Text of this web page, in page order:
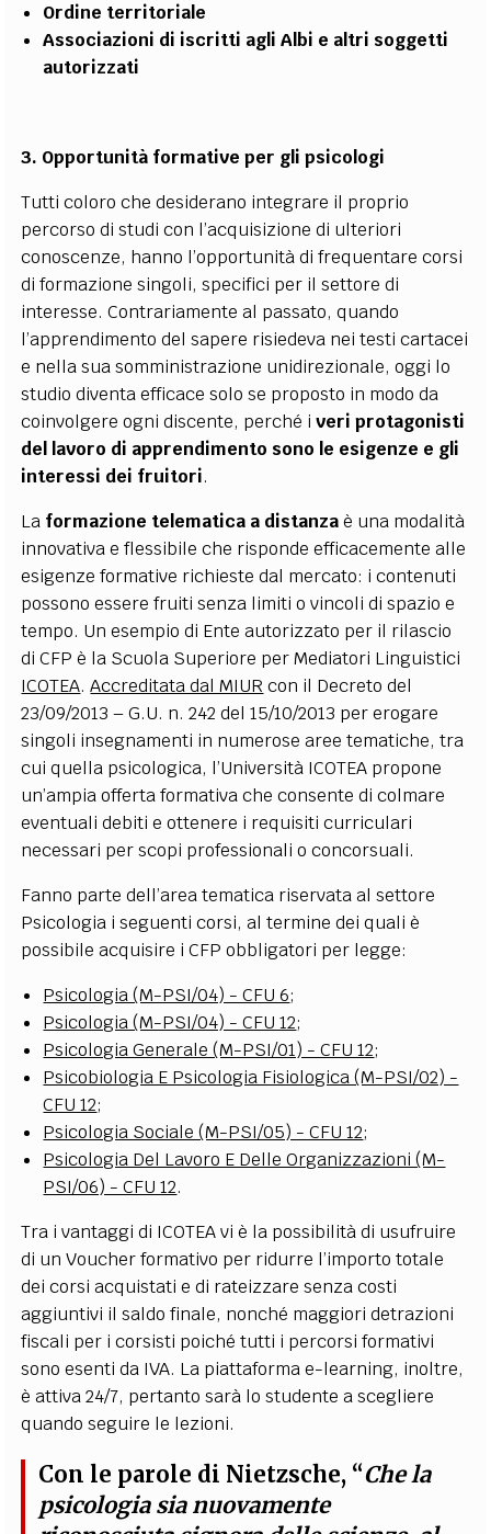
Ordine territoriale
Associazioni di iscritti agli Albi e altri soggetti
autorizzati
3. Opportunità formative per gli psicologi
Tutti coloro che desiderano integrare il proprio
percorso di studi con l’acquisizione di ulteriori
conoscenze, hanno l’opportunità di frequentare corsi
di formazione singoli, specifici per il settore di
interesse. Contrariamente al passato, quando
l’apprendimento del sapere risiedeva nei testi cartacei
e nella sua somministrazione unidirezionale, oggi lo
studio diventa efficace solo se proposto in modo da
coinvolgere ogni discente, perché i veri protagonisti
del lavoro di apprendimento sono le esigenze e gli
interessi dei fruitori.
La formazione telematica a distanzaè una modalità
innovativa e flessibile che risponde efficacemente alle
esigenze formative richieste dal mercato: i contenuti
possono essere fruiti senza limiti o vincoli di spazio e
tempo. Un esempio di Ente autorizzato per il rilascio
di CFP è la Scuola Superiore per Mediatori Linguistici
ICOTEA.Accreditata dal MIUR con il Decreto del
23/09/2013 – G.U. n. 242 del 15/10/2013 per erogare
singoli insegnamenti in numerose aree tematiche, tra
cui quella psicologica, l’Università ICOTEA propone
un’ampia offerta formativa che consente di colmare
eventuali debiti e ottenere i requisiti curriculari
necessari per scopi professionali o concorsuali.
Fanno parte dell’area tematica riservata al settore
Psicologia i seguenti corsi, al termine dei quali è
possibile acquisire i CFP obbligatori per legge:
Psicologia (M-PSI/04) - CFU 6;
Psicologia (M-PSI/04) - CFU 12;
Psicologia Generale (M-PSI/01) - CFU 12;
Psicobiologia E Psicologia Fisiologica (M-PSI/02) -
CFU 12;
Psicologia Sociale (M-PSI/05) - CFU 12;
Psicologia Del Lavoro E Delle Organizzazioni (M-
PSI/06) - CFU 12.
Tra i vantaggi di ICOTEA vi è la possibilità di usufruire
di un Voucher formativo per ridurre l’importo totale
dei corsi acquistati e di rateizzare senza costi
aggiuntivi il saldo finale, nonché maggiori detrazioni
fiscali per i corsisti poiché tutti i percorsi formativi
sono esenti da IVA. La piattaforma e-learning, inoltre,
è attiva 24/7, pertanto sarà lo studente a scegliere
quando seguire le lezioni.
Con le parole di Nietzsche, “Che la
psicologia sia nuovamente